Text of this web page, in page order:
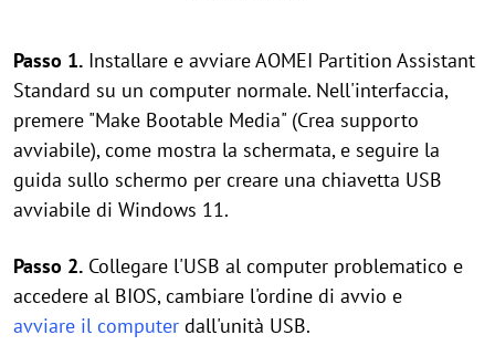
Passo 1. Installare e avviare AOMEI Partition Assistant
Standard su un computer normale. Nell'interfaccia,
premere "Make Bootable Media" (Crea supporto
avviabile), come mostra la schermata, e seguire la
guida sullo schermo per creare una chiavetta USB
avviabile di Windows 11.
Passo 2. Collegare l'USB al computer problematico e
accedere al BIOS, cambiare l'ordine di avvio e
avviare il computer dall'unità USB.